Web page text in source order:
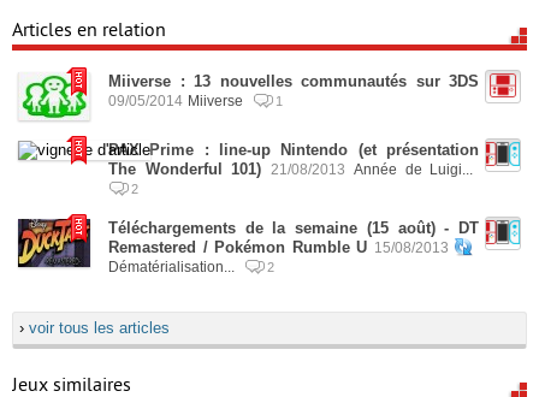
Articles en relation
Miiverse : 13 nouvelles communautés sur 3DS
09/05/2014 Miiverse 1
PAX Prime : line-up Nintendo (et présentation
The Wonderful 101)
21/08/2013 Année de Luigi...
2
Téléchargements de la semaine (15 août) - DT
Remastered / Pokémon Rumble U 15/08/2013
Dématérialisation...
2
› voir tous les articles
Jeux similaires